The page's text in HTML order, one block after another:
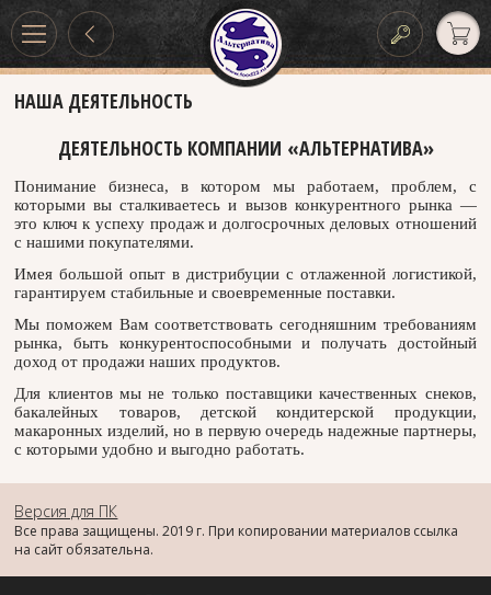
НАША ДЕЯТЕЛЬНОСТЬ
ДЕЯТЕЛЬНОСТЬ КОМПАНИИ «АЛЬТЕРНАТИВА»
Понимание бизнеса, в котором мы работаем, проблем, с
которыми вы сталкиваетесь и вызов конкурентного рынка —
это ключ к успеху продаж и долгосрочных деловых отношений
с нашими покупателями.
Имея большой опыт в дистрибуции с отлаженной логистикой,
гарантируем стабильные и своевременные поставки.
Мы поможем Вам соответствовать сегодняшним требованиям
рынка, быть конкурентоспособными и получать достойный
доход от продажи наших продуктов.
Для клиентов мы не только поставщики качественных снеков,
бакалейных товаров, детской кондитерской продукции,
макаронных изделий, но в первую очередь надежные партнеры,
с которыми удобно и выгодно работать.
Версия для ПК
Все права защищены. 2019 г. При копировании материалов ссылка
на сайт обязательна.